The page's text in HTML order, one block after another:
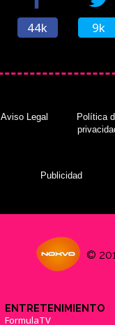
44k 9k
Aviso Legal
Política
Publicidad
©
ENTRETENIMIENTO
FormulaTV